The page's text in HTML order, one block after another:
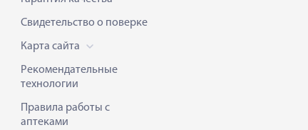
Свидетельство о поверке
Карта сайта
Рекомендательные
технологии
Правила работы с
аптеками